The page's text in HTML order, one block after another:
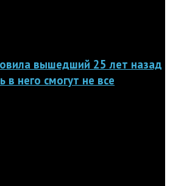
вышедший 25 лет назад
в него смогут не все